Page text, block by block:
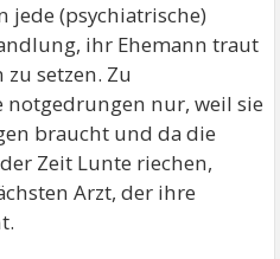
jede (psychiatrische)
ihr Ehemann traut
setzen. Zu
nur, weil sie
braucht und da die
Zeit Lunte riechen,
Arzt, der ihre